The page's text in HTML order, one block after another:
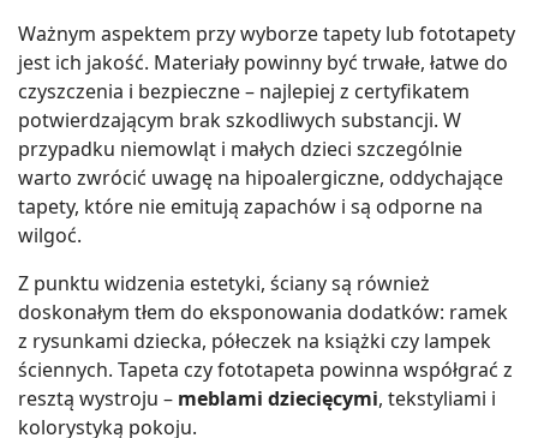
Ważnym aspektem przy wyborze tapety lub fototapety
jest ich jakość. Materiały powinny być trwałe, łatwe do
czyszczenia i bezpieczne – najlepiej z certyfikatem
potwierdzającym brak szkodliwych substancji. W
przypadku niemowląt i małych dzieci szczególnie
warto zwrócić uwagę na hipoalergiczne, oddychające
tapety, które nie emitują zapachów i są odporne na
wilgoć.
Z punktu widzenia estetyki, ściany są również
doskonałym tłem do eksponowania dodatków: ramek
z rysunkami dziecka, półeczek na książki czy lampek
ściennych. Tapeta czy fototapeta powinna współgrać z
resztą wystroju – meblami dziecięcymi, tekstyliami i
kolorystyką pokoju.